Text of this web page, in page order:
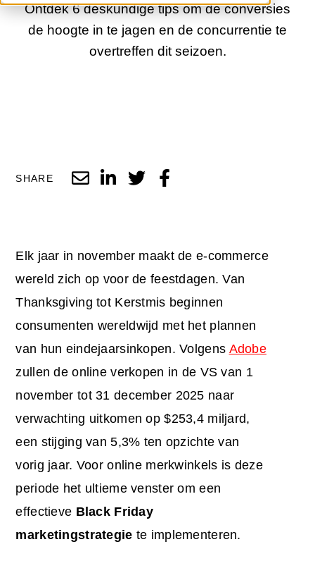
Ontdek 6 deskundige tips om de conversies
de hoogte in te jagen en de concurrentie te
overtreffen dit seizoen.
SHARE
Elk jaar in november maakt de e-commerce
wereld zich op voor de feestdagen. Van
Thanksgiving tot Kerstmis beginnen
consumenten wereldwijd met het plannen
van hun eindejaarsinkopen. Volgens Adobe
zullen de online verkopen in de VS van 1
november tot 31 december 2025 naar
verwachting uitkomen op $253,4 miljard,
een stijging van 5,3% ten opzichte van
vorig jaar. Voor online merkwinkels is deze
periode het ultieme venster om een
effectieve Black Friday
marketingstrategie te implementeren.